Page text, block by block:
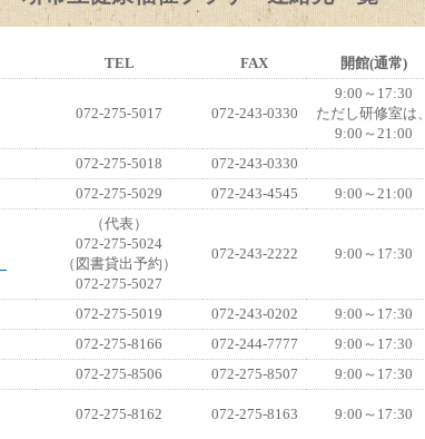
TEL FAX 開館(通常)
072-275-5017 072-243-0330
9:00～17:30
ただし研修室は、
9:00～21:00
072-275-5018
072-243-0330
072-275-5029 072-243-4545 9:00～21:00
（代表）
072-275-5024
（図書貸出予約）
072-275-5027
072-243-2222 9:00～17:30
072-275-5019 072-243-0202 9:00～17:30
072-275-8166 072-244-7777 9:00～17:30
072-275-8506 072-275-8507 9:00～17:30
072-275-8162 072-275-8163 9:00～17:30